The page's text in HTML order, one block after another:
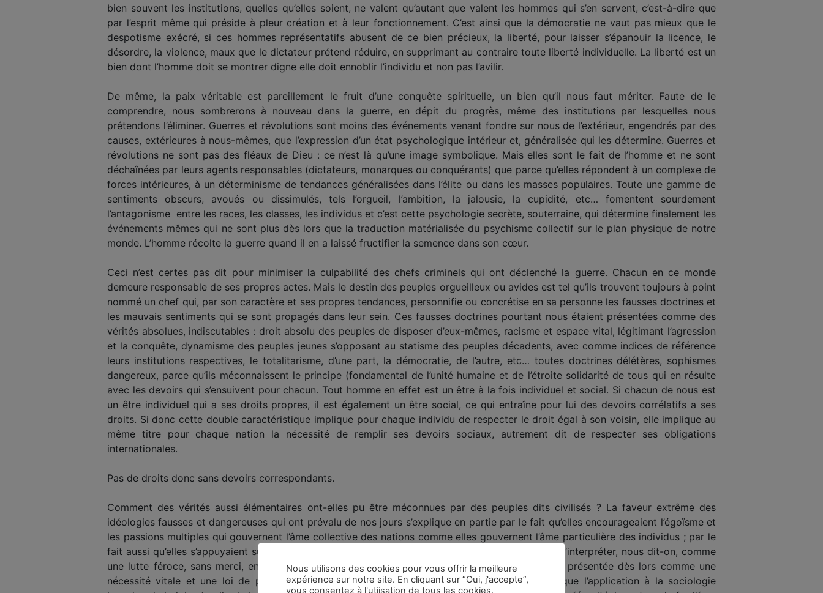
bien souvent les institutions, quelles qu’elles soient, ne valent qu’autant que valent les hommes qui s’en servent, c’est-à-dire que
par l’esprit même qui préside à pleur création et à leur fonctionnement. C’est ainsi que la démocratie ne vaut pas mieux que le
despotisme exécré, si ces hommes représentatifs abusent de ce bien précieux, la liberté, pour laisser s’épanouir la licence, le
désordre, la violence, maux que le dictateur prétend réduire, en supprimant au contraire toute liberté individuelle. La liberté est un
bien dont l’homme doit se montrer digne elle doit ennoblir l’individu et non pas l’avilir.
De même, la paix véritable est pareillement le fruit d’une conquête spirituelle, un bien qu’il nous faut mériter. Faute de le
comprendre, nous sombrerons à nouveau dans la guerre, en dépit du progrès, même des institutions par lesquelles nous
prétendons l’éliminer. Guerres et révolutions sont moins des événements venant fondre sur nous de l’extérieur, engendrés par des
causes, extérieures à nous-mêmes, que l’expression d’un état psychologique intérieur et, généralisée qui les détermine. Guerres et
révolutions ne sont pas des fléaux de Dieu : ce n’est là qu’une image symbolique. Mais elles sont le fait de l’homme et ne sont
déchaînées par leurs agents responsables (dictateurs, monarques ou conquérants) que parce qu’elles répondent à un complexe de
forces intérieures, à un déterminisme de tendances généralisées dans l’élite ou dans les masses populaires. Toute une gamme de
sentiments obscurs, avoués ou dissimulés, tels l’orgueil, l’ambition, la jalousie, la cupidité, etc… fomentent sourdement
l’antagonisme entre les races, les classes, les individus et c’est cette psychologie secrète, souterraine, qui détermine finalement les
événements mêmes qui ne sont plus dès lors que la traduction matérialisée du psychisme collectif sur le plan physique de notre
monde. L’homme récolte la guerre quand il en a laissé fructifier la semence dans son cœur.
Ceci n’est certes pas dit pour minimiser la culpabilité des chefs criminels qui ont déclenché la guerre. Chacun en ce monde
demeure responsable de ses propres actes. Mais le destin des peuples orgueilleux ou avides est tel qu’ils trouvent toujours à point
nommé un chef qui, par son caractère et ses propres tendances, personnifie ou concrétise en sa personne les fausses doctrines et
les mauvais sentiments qui se sont propagés dans leur sein. Ces fausses doctrines pourtant nous étaient présentées comme des
vérités absolues, indiscutables : droit absolu des peuples de disposer d’eux-mêmes, racisme et espace vital, légitimant l’agression
et la conquête, dynamisme des peuples jeunes s’opposant au statisme des peuples décadents, avec comme indices de référence
leurs institutions respectives, le totalitarisme, d’une part, la démocratie, de l’autre, etc… toutes doctrines délétères, sophismes
dangereux, parce qu’ils méconnaissent le principe (fondamental de l’unité humaine et de l’étroite solidarité de tous qui en résulte
avec les devoirs qui s’ensuivent pour chacun. Tout homme en effet est un être à la fois individuel et social. Si chacun de nous est
un être individuel qui a ses droits propres, il est également un être social, ce qui entraîne pour lui des devoirs corrélatifs a ses
droits. Si donc cette double caractéristique implique pour chaque individu de respecter le droit égal à son voisin, elle implique au
même titre pour chaque nation la nécessité de remplir ses devoirs sociaux, autrement dit de respecter ses obligations
internationales.
Pas de droits donc sans devoirs correspondants.
Comment des vérités aussi élémentaires ont-elles pu être méconnues par des peuples dits civilisés ? La faveur extrême des
idéologies fausses et dangereuses qui ont prévalu de nos jours s’explique en partie par le fait qu’elles encourageaient l’égoïsme et
les passions multiples qui gouvernent l’âme collective des nations comme elles gouvernent l’âme particulière des individus ; par le
fait aussi qu’elles s’appuyaient sur une conception pseudo-scientifique de la vie, celle-ci devant s’interpréter, nous dit-on, comme
une lutte féroce, sans merci, entre les intérêts et des appétits rivaux, et cette lutte nous étant présentée dès lors comme une
nécessité vitale et une loi de progrès pour l’humanité. Ce n’est là, affirmaient les sophistes, que l’application à la sociologie
Nous utilisons des cookies pour vous offrir la meilleure
expérience sur notre site. En cliquant sur “Oui, j'accepte”,
vous consentez à l'utiisation de tous les cookies.